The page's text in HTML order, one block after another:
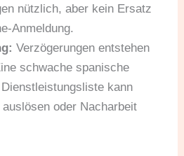
nützlich, aber kein Ersatz
Anmeldung.
Verzögerungen entstehen
schwache spanische
kann
oder Nacharbeit